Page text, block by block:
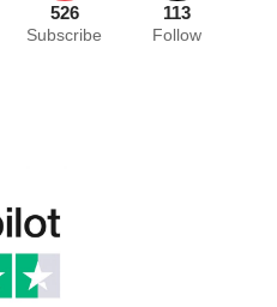
526
Subscribe
113
Follow